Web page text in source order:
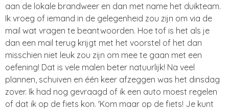
aan de lokale brandweer en dan met name het duikteam.
Ik vroeg of iemand in de gelegenheid zou zijn om via de
mail wat vragen te beantwoorden. Hoe tof is het als je
dan een mail terug krijgt met het voorstel of het dan
misschien niet leuk zou zijn om mee te gaan met een
oefening! Dat is vele malen beter natuurlijk! Na veel
plannen, schuiven en één keer afzeggen was het dinsdag
zover. Ik had nog gevraagd of ik een auto moest regelen
of dat ik op de fiets kon. 'Kom maar op de fiets! Je kunt